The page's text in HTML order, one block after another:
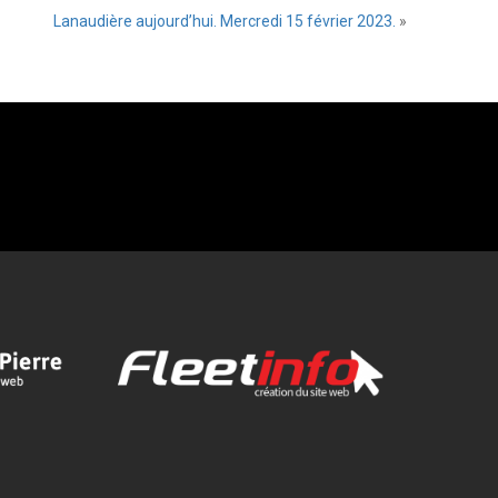
Lanaudière aujourd’hui. Mercredi 15 février 2023. »